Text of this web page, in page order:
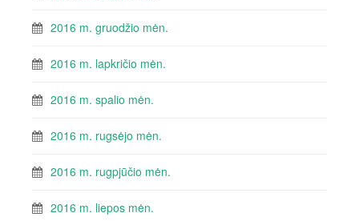
2016 m. gruodžio mėn.
2016 m. lapkričio mėn.
2016 m. spalio mėn.
2016 m. rugsėjo mėn.
2016 m. rugpjūčio mėn.
2016 m. liepos mėn.